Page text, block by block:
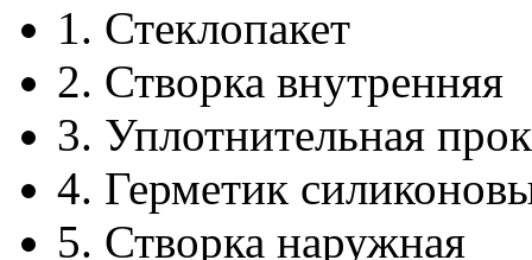
1. Стеклопакет
2. Створка внутренняя
3. Уплотнительная
4. Герметик
5. Створка наружная